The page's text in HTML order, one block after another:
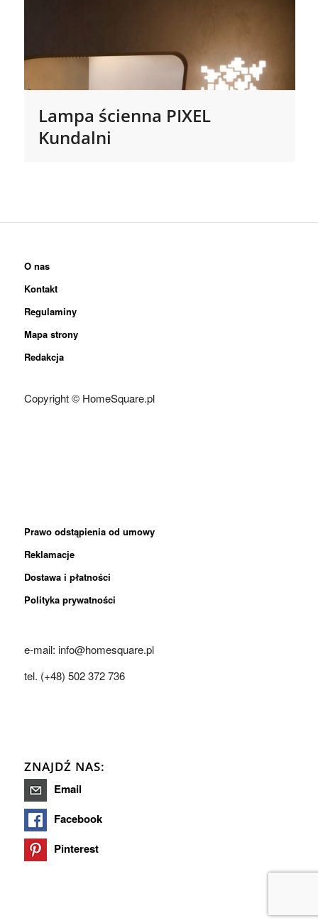
Lampa ścienna PIXEL
Kundalni
O nas
Kontakt
Regulaminy
Mapa strony
Redakcja
Copyright © HomeSquare.pl
Prawo odstąpienia od umowy
Reklamacje
Dostawa i płatności
Polityka prywatności
e-mail: info@homesquare.pl
tel. (+48) 502 372 736
ZNAJDŹ NAS:
Email
Facebook
Pinterest